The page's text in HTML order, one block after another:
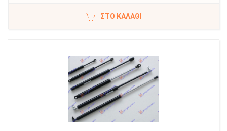
ΣΤΟ ΚΑΛΆΘΙ